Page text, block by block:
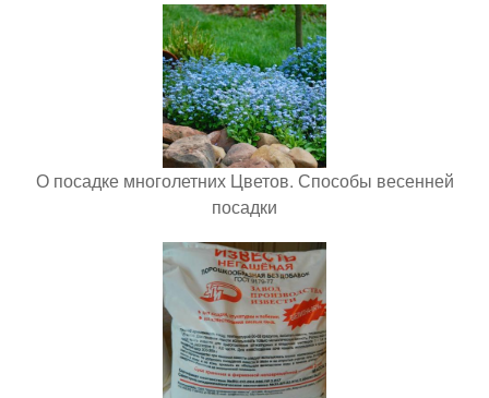
О посадке многолетних Цветов. Способы весенней
посадки